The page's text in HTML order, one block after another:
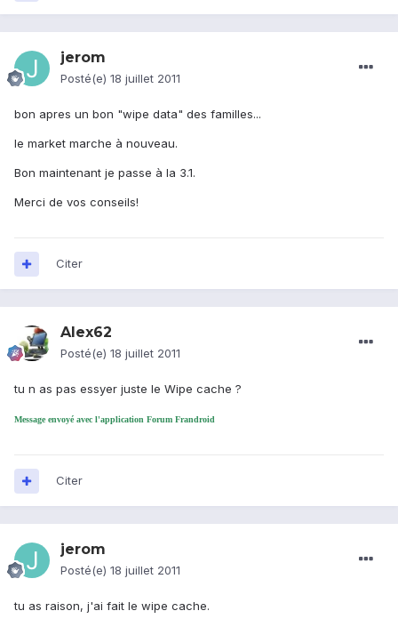
jerom
Posté(e) 18 juillet 2011
bon apres un bon "wipe data" des familles...
le market marche à nouveau.
Bon maintenant je passe à la 3.1.
Merci de vos conseils!
Citer
Alex62
Posté(e) 18 juillet 2011
tu n as pas essyer juste le Wipe cache ?
Message envoyé avec l'application Forum Frandroid
Citer
jerom
Posté(e) 18 juillet 2011
tu as raison, j'ai fait le wipe cache.